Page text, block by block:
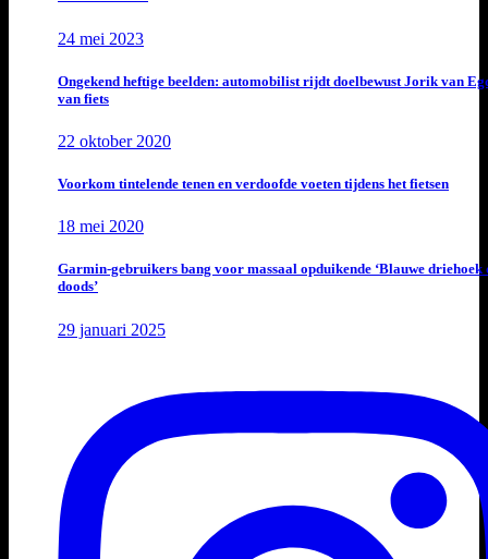
24 mei 2023
Ongekend heftige beelden: automobilist rijdt doelbewust Jorik van
van fiets
22 oktober 2020
Voorkom tintelende tenen en verdoofde voeten tijdens het fietsen
18 mei 2020
Garmin-gebruikers bang voor massaal opduikende ‘Blauwe driehoek
doods’
29 januari 2025